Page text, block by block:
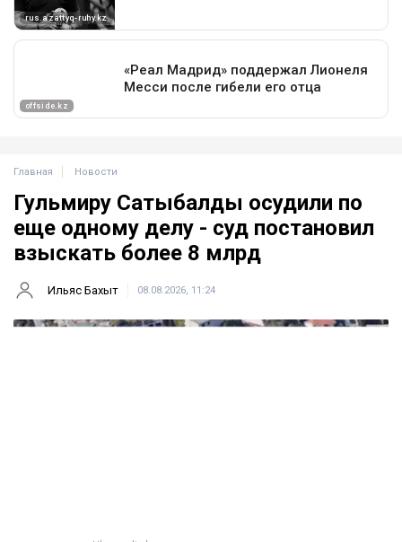
Главная Новости
Гульмиру Сатыбалды осудили по
еще одному делу - суд постановил
взыскать более 8 млрд
Ильяс Бахыт 08.08.2026, 11:24